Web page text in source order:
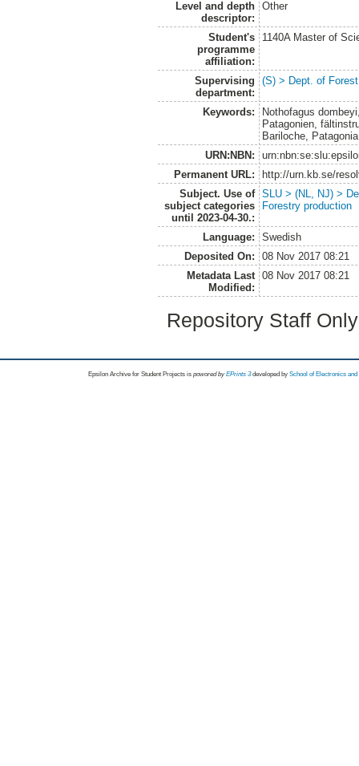
Level and depth
descriptor:
Other
Student's
programme
affiliation:
1140A Master of
Supervising
department:
(S) > Dept. of
Keywords:
Nothofagus
Patagonien,
Bariloche,
URN:NBN:
Permanent URL:
http://urn.kb.se/
Subject. Use of
subject categories
until 2023-04-30.:
SLU > (NL, NJ) >
Forestry production
Language:
Swedish
Deposited On:
08 Nov 2017 08:21
Metadata Last
Modified:
08 Nov 2017 08:21
Repository Staff
Epsilon Archive for Student Projects is powored byEPrints 3 developed by School of Electronics